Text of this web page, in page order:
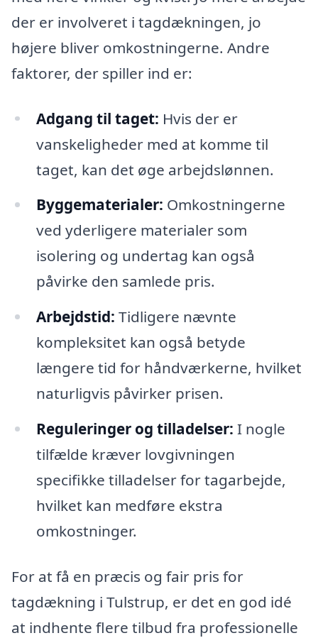
der er involveret i tagdækningen, jo
højere bliver omkostningerne. Andre
faktorer, der spiller ind er:
Adgang til taget: Hvis der er
vanskeligheder med at komme til
taget, kan det øge arbejdslønnen.
Byggematerialer: Omkostningerne
ved yderligere materialer som
isolering og undertag kan også
påvirke den samlede pris.
Arbejdstid: Tidligere nævnte
kompleksitet kan også betyde
længere tid for håndværkerne, hvilket
naturligvis påvirker prisen.
Reguleringer og tilladelser: I nogle
tilfælde kræver lovgivningen
specifikke tilladelser for tagarbejde,
hvilket kan medføre ekstra
omkostninger.
For at få en præcis og fair pris for
tagdækning i Tulstrup, er det en god idé
at indhente flere tilbud fra professionelle